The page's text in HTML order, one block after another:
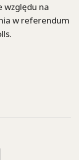
względu na
w referendum